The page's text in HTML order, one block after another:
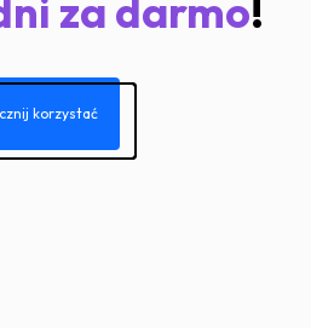
za darmo!
korzystać